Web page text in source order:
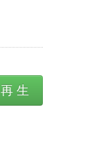
再 生